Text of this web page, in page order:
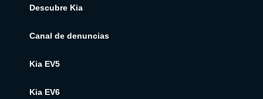
Descubre Kia
Canal de denuncias
Kia EV5
Kia EV6